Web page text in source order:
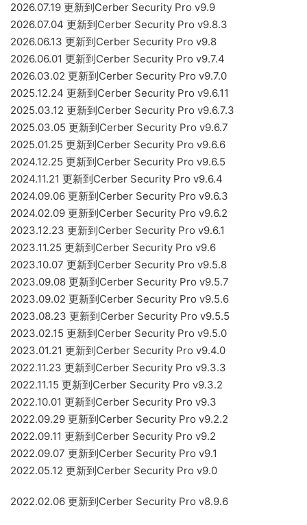
2026.07.19 更新到Cerber Security Pro v9.9
2026.07.04 更新到Cerber Security Pro v9.8.3
2026.06.13 更新到Cerber Security Pro v9.8
2026.06.01 更新到Cerber Security Pro v9.7.4
2026.03.02 更新到Cerber Security Pro v9.7.0
2025.12.24 更新到Cerber Security Pro v9.6.11
2025.03.12 更新到Cerber Security Pro v9.6.7.3
2025.03.05 更新到Cerber Security Pro v9.6.7
2025.01.25 更新到Cerber Security Pro v9.6.6
2024.12.25 更新到Cerber Security Pro v9.6.5
2024.11.21 更新到Cerber Security Pro v9.6.4
2024.09.06 更新到Cerber Security Pro v9.6.3
2024.02.09 更新到Cerber Security Pro v9.6.2
2023.12.23 更新到Cerber Security Pro v9.6.1
2023.11.25 更新到Cerber Security Pro v9.6
2023.10.07 更新到Cerber Security Pro v9.5.8
2023.09.08 更新到Cerber Security Pro v9.5.7
2023.09.02 更新到Cerber Security Pro v9.5.6
2023.08.23 更新到Cerber Security Pro v9.5.5
2023.02.15 更新到Cerber Security Pro v9.5.0
2023.01.21 更新到Cerber Security Pro v9.4.0
2022.11.23 更新到Cerber Security Pro v9.3.3
2022.11.15 更新到Cerber Security Pro v9.3.2
2022.10.01 更新到Cerber Security Pro v9.3
2022.09.29 更新到Cerber Security Pro v9.2.2
2022.09.11 更新到Cerber Security Pro v9.2
2022.09.07 更新到Cerber Security Pro v9.1
2022.05.12 更新到Cerber Security Pro v9.0
2022.02.06 更新到Cerber Security Pro v8.9.6